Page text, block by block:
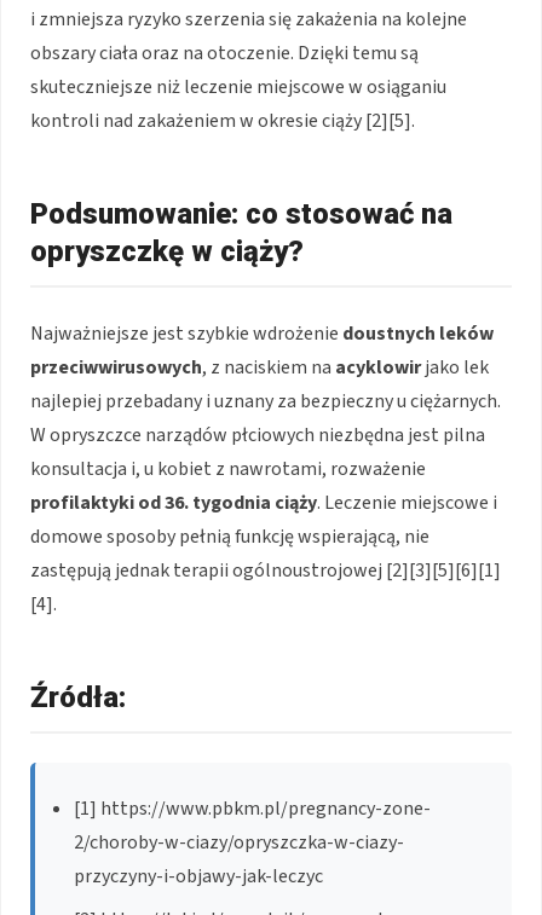
i zmniejsza ryzyko szerzenia się zakażenia na kolejne
obszary ciała oraz na otoczenie. Dzięki temu są
skuteczniejsze niż leczenie miejscowe w osiąganiu
kontroli nad zakażeniem w okresie ciąży [2][5].
Podsumowanie: co stosować na
opryszczkę w ciąży?
Najważniejsze jest szybkie wdrożenie doustnych leków
przeciwwirusowych, z naciskiem na acyklowirjako lek
najlepiej przebadany i uznany za bezpieczny u ciężarnych.
W opryszczce narządów płciowych niezbędna jest pilna
konsultacja i, u kobiet z nawrotami, rozważenie
profilaktyki od 36. tygodnia ciąży. Leczenie miejscowe i
domowe sposoby pełnią funkcję wspierającą, nie
zastępują jednak terapii ogólnoustrojowej [2][3][5][6][1]
[4].
Źródła:
[1] https://www.pbkm.pl/pregnancy-zone-
2/choroby-w-ciazy/opryszczka-w-ciazy-
przyczyny-i-objawy-jak-leczyc